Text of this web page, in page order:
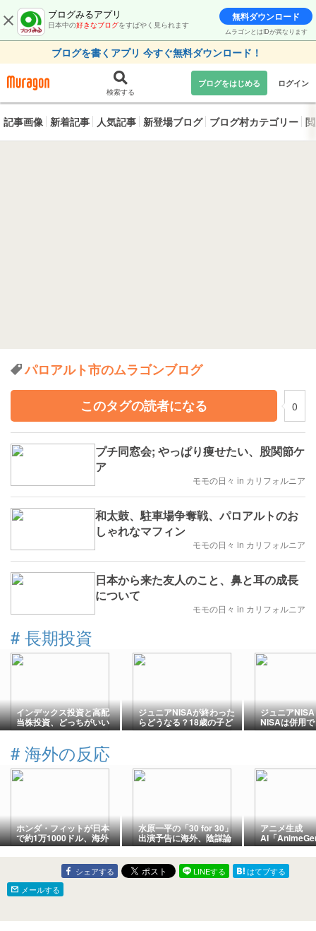
ブログみるアプリ
日本中の好きなブログをすばやく見られます
無料ダウンロード
ムラゴンとはIDが異なります
ブログを書くアプリ 今すぐ無料ダウンロード！
検索する
ブログをはじめる ログイン
記事画像 新着記事 人気記事 新登場ブログ ブログ村カテゴリー
パロアルト市のムラゴンブログ
このタグの読者になる
0
プチ同窓会; やっぱり痩せたい、股関節ケ
ア
モモの日々 in カリフォルニア
和太鼓、駐車場争奪戦、パロアルトのお
しゃれなマフィン
モモの日々 in カリフォルニア
日本から来た友人のこと、鼻と耳の成長
について
モモの日々 in カリフォルニア
# 長期投資
インデックス投資と高配
当株投資、どっちがいい
か【20年やった結論】
ジュニアNISAが終わった
らどうなる？18歳の子ど
もで確認しました
ジュニア
NISAは併用
歳・14歳で計
# 海外の反応
ホンダ・フィットが日本
で約1万1000ドル、海外
で米国復活を望む声
水原一平の「30 for 30」
出演予告に海外、陰謀論
が再燃
アニメ生成
AI「
海外から懸念
シェアする LINEする
はてブする
メールする